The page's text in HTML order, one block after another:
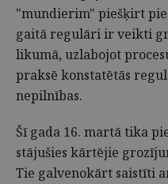
"mundierim" piešķirt
gaitā regulāri ir veikti
likumā, uzlabojot
praksē konstatētās
nepilnības.
Šī gada 16. martā tika
stājušies kārtējie
Tie galvenokārt saistīti